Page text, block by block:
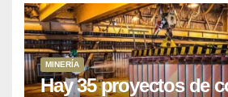
MINERÍA
Hay 35 proyectos de